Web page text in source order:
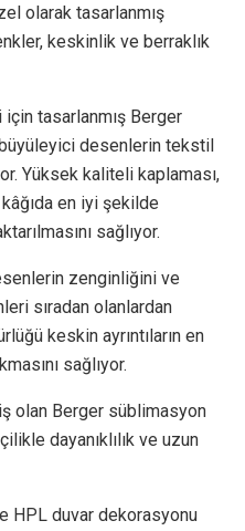
olarak tasarlanmış
keskinlik ve berraklık
tasarlanmış Berger
büyüleyici desenlerin tekstil
Yüksek kaliteli kaplaması,
en iyi şekilde
sağlıyor.
zenginliğini ve
sıradan olanlardan
keskin ayrıntıların en
sağlıyor.
olan Berger süblimasyon
dayanıklılık ve uzun
HPL duvar dekorasyonu